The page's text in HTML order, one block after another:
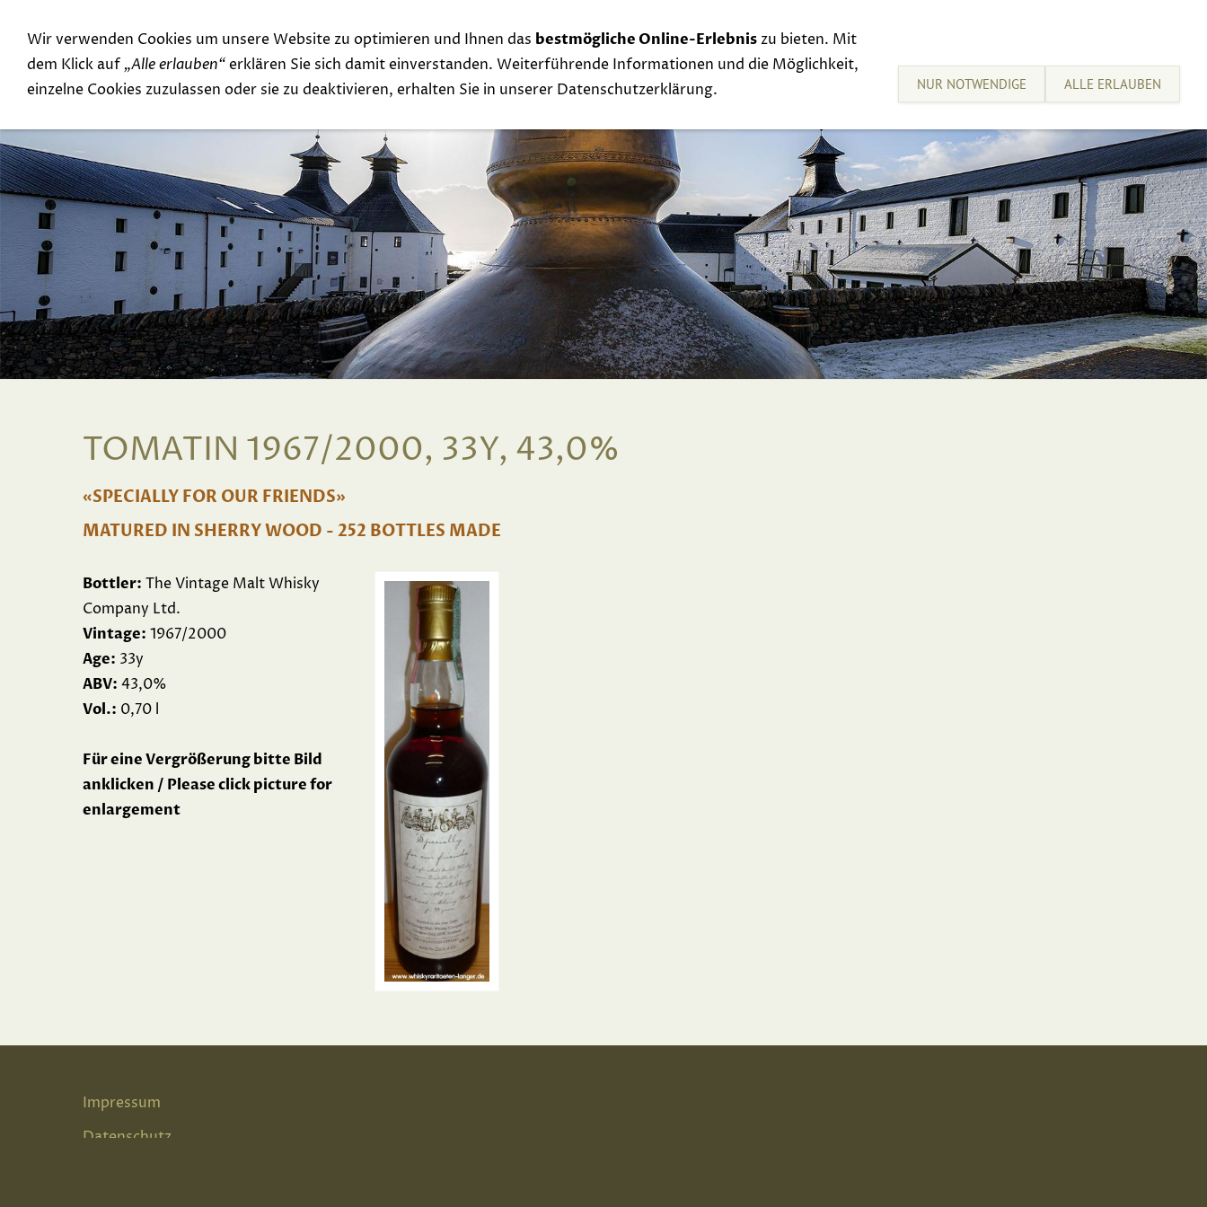
Special Offer Top Rarities Whisky Events Links Contact Exclusive Tastings
TOMATIN 1967/2000, 33Y, 43,0%
«SPECIALLY FOR OUR FRIENDS»
MATURED IN SHERRY WOOD - 252 BOTTLES MADE
Bottler: The Vintage Malt Whisky
Company Ltd.
Vintage: 1967/2000
Age: 33y
ABV: 43,0%
Vol.: 0,70 l
Für eine Vergrößerung bitte Bild
anklicken / Please click picture for
enlargement
Impressum
Datenschutz
Wir verwenden Cookies um unsere Website zu optimieren und Ihnen das bestmögliche Online-Erlebniszu bieten. Mit
dem Klick auf „Alle erlauben“erklären Sie sich damit einverstanden. Weiterführende Informationen und die Möglichkeit,
einzelne Cookies zuzulassen oder sie zu deaktivieren, erhalten Sie in unserer Datenschutzerklärung.
NUR NOTWENDIGE ALLE ERLAUBEN